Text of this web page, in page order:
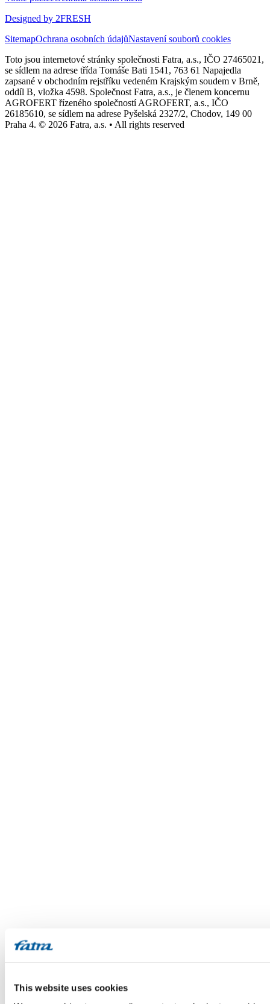
This website uses cookies
Designed by 2FRESH
SitemapOchrana osobních údajůNastavení souborů cookies
Toto jsou internetové stránky společnosti Fatra, a.s., IČO 27465021,
se sídlem na adrese třída Tomáše Bati 1541, 763 61 Napajedla
zapsané v obchodním rejstříku vedeném Krajským soudem v Brně,
oddíl B, vložka 4598. Společnost Fatra, a.s., je členem koncernu
AGROFERT řízeného společností AGROFERT, a.s., IČO
26185610, se sídlem na adrese Pyšelská 2327/2, Chodov, 149 00
Praha 4. © 2026 Fatra, a.s. • All rights reserved